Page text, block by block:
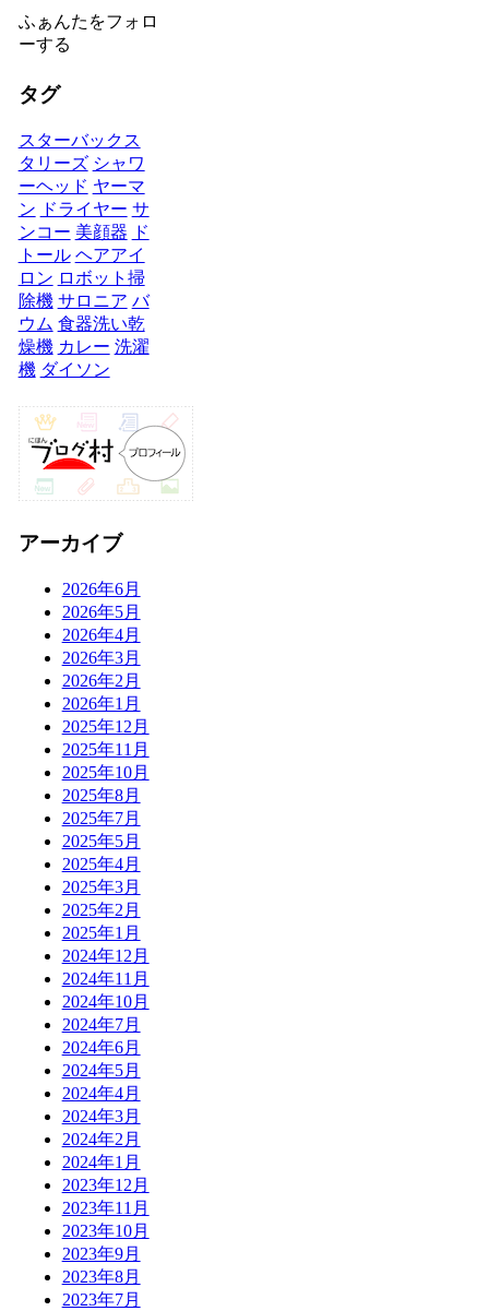
ふぁんたをフォロ
ーする
タグ
スターバックス
タリーズ シャワ
ーヘッド ヤーマ
ン ドライヤー サ
ンコー 美顔器 ド
トール ヘアアイ
ロン ロボット掃
除機 サロニア バ
ウム 食器洗い乾
燥機 カレー 洗濯
機 ダイソン
アーカイブ
2026年6月
2026年5月
2026年4月
2026年3月
2026年2月
2026年1月
2025年12月
2025年11月
2025年10月
2025年8月
2025年7月
2025年5月
2025年4月
2025年3月
2025年2月
2025年1月
2024年12月
2024年11月
2024年10月
2024年7月
2024年6月
2024年5月
2024年4月
2024年3月
2024年2月
2024年1月
2023年12月
2023年11月
2023年10月
2023年9月
2023年8月
2023年7月